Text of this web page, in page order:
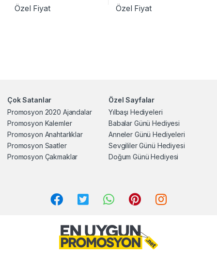
Özel Fiyat Özel Fiyat
Çok Satanlar
Promosyon 2020 Ajandalar
Promosyon Kalemler
Promosyon Anahtarlıklar
Promosyon Saatler
Promosyon Çakmaklar
Özel Sayfalar
Yılbaşı Hediyeleri
Babalar Günü Hediyesi
Anneler Günü Hediyeleri
Sevgililer Günü Hediyesi
Doğum Günü Hediyesi